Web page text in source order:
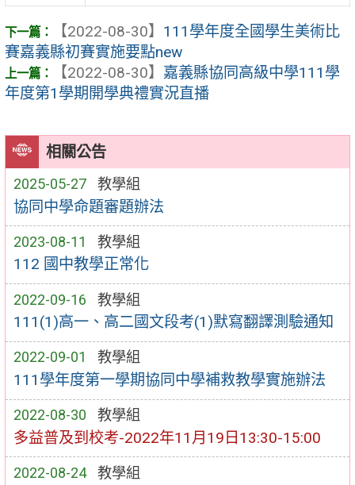
相關公告
2025-05-27 教學組
協同中學命題審題辦法
2023-08-11 教學組
112 國中教學正常化
2022-09-16 教學組
111(1)高一、高二國文段考(1)默寫翻譯測驗通知
2022-09-01 教學組
111學年度第一學期協同中學補救教學實施辦法
2022-08-30 教學組
多益普及到校考-2022年11月19日13:30-15:00
2022-08-24 教學組
【2022-08-30】 111學年度全國學生美術比
賽嘉義縣初賽實施要點new
【2022-08-30】 嘉義縣協同高級中學111學
年度第1學期開學典禮實況直播